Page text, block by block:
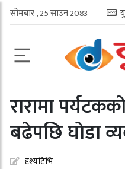
सोमबार , 25 साउन 2083
रारामा
बढेपछि घोडा
दृश्यटिभि